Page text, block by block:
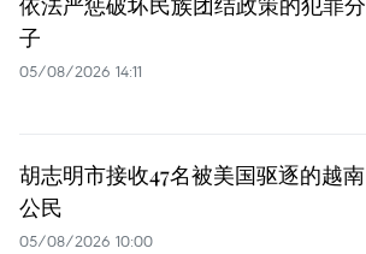
子
05/08/2026 14:11
胡志明市接收47名被美国驱逐的越南
公民
05/08/2026 10:00